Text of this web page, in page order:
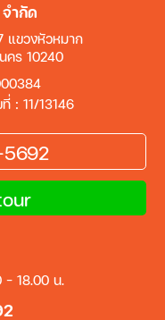
ำกัด
แขวงหัวหมาก
คร 10240
: 11/13146
- 18.00 น.